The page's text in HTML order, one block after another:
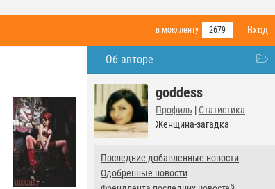
Вход
в мою ленту 2679
Об авторе
goddess
Профиль | Статистика
Женщина-загадка
Последние добавленные новости
Одобренные новости